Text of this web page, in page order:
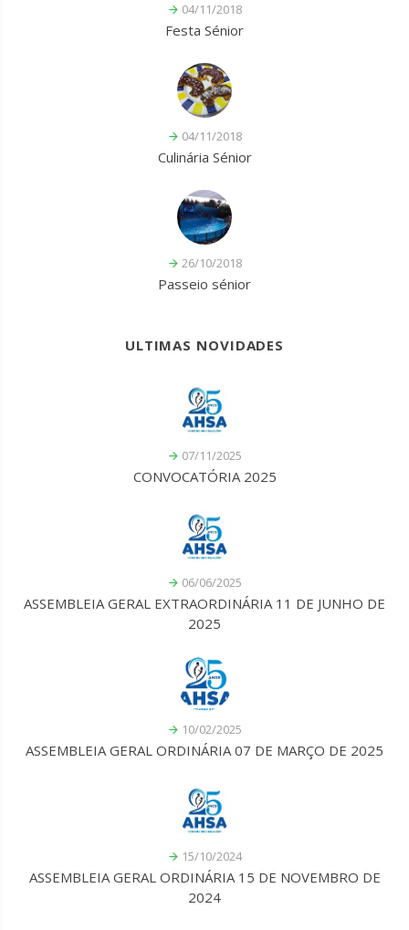
04/11/2018
Festa Sénior
04/11/2018
Culinária Sénior
26/10/2018
Passeio sénior
ULTIMAS NOVIDADES
07/11/2025
CONVOCATÓRIA 2025
06/06/2025
ASSEMBLEIA GERAL EXTRAORDINÁRIA 11 DE JUNHO DE
2025
10/02/2025
ASSEMBLEIA GERAL ORDINÁRIA 07 DE MARÇO DE 2025
15/10/2024
ASSEMBLEIA GERAL ORDINÁRIA 15 DE NOVEMBRO DE
2024